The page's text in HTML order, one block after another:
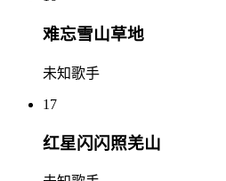
难忘雪山草地
未知歌手
17
红星闪闪照羌山